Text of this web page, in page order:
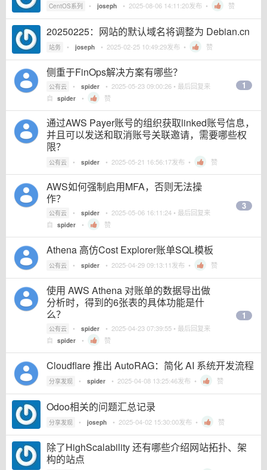
CentOS系列 • joseph • 2025-08-06 14:11:20发布 • 赞
20250225：网站的默认域名将调整为 Debian.cn
站务 • joseph • 2025-02-25 10:49:29发布 • 赞
侧重于FinOps解决方案有哪些？
公有云 • spider • 2025-05-23 09:00:26 • 最后回复来
自 spider • 赞
1
通过AWS Payer账号的组织获取linked账号信息，
并且可以发送和取消账号关联邀请，需要哪些权
限？
公有云 • spider • 2025-05-21 16:56:17发布 • 赞
AWS如何强制启用MFA，否则无法操
作？
公有云 • spider • 2025-05-06 16:11:24 • 最后回复来
自 spider • 赞
3
Athena 高仿Cost Explorer账单SQL模板
公有云 • spider • 2025-04-29 09:13:11发布 • 赞
使用 AWS Athena 对账单的数据导出做
分析时，得到的6张表的具体功能是什
么？
公有云 • spider • 2025-04-23 07:39:55 • 最后回复来
自 spider • 赞
1
Cloudflare 推出 AutoRAG：简化 AI 系统开发流程
分享发现 • spider • 2025-04-08 13:25:46发布 • 赞
Odoo相关的问题汇总记录
分享发现 • joseph • 2025-04-02 15:30:00发布 • 赞
除了HighScalability 还有哪些介绍网站拓扑、架
构的站点